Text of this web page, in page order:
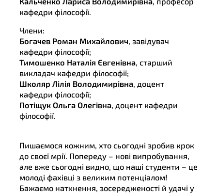
кафедри філософії.
Члени:
Богачев Роман Михайлович, завідувач
кафедри філософії;
Тимошенко Наталія Євгенівна, старший
викладач кафедри філософії;
Школяр Лілія Володимирівна, доцент
кафедри філософії;
Потіщук Ольга Олегівна, доцент кафедри
філософії.
Пишаємося кожним, хто сьогодні зробив крок
до своєї мрії. Попереду – нові випробування,
але вже сьогодні видно, що наші студенти – це
молоді фахівці з великим потенціалом!
Бажаємо натхнення, зосередженості й удачі у